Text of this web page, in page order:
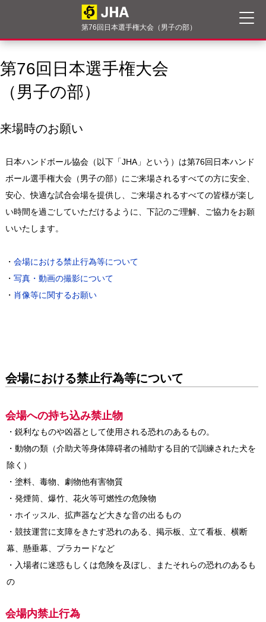
第76回日本選手権大会（男子の部）
第76回日本選手権大会
（男子の部）
来場時のお願い
日本ハンドボール協会（以下「JHA」という）は第76回日本ハンド
ボール選手権大会（男子の部）にご来場されるすべての方に安全、
安心、快適な試合会場を提供し、ご来場されるすべての皆様が楽し
い時間を過ごしていただけるように、下記のご理解、ご協力をお願
いいたします。
・ 会場における禁止行為等について
・ 写真・動画の撮影について
・ 肖像等に関するお願い
会場における禁止行為等について
会場への持ち込み禁止物
・鋭利なものや凶器として使用される恐れのあるもの。
・動物の類（介助犬等身体障碍者の補助する目的で訓練された犬を
除く）
・塗料、毒物、劇物他有害物質
・発煙筒、爆竹、花火等可燃性の危険物
・ホイッスル、拡声器など大きな音の出るもの
・競技運営に支障をきたす恐れのある、掲示板、立て看板、横断
幕、懸垂幕、プラカードなど
・入場者に迷惑もしくは危険を及ぼし、またそれらの恐れのあるも
の
会場内禁止行為